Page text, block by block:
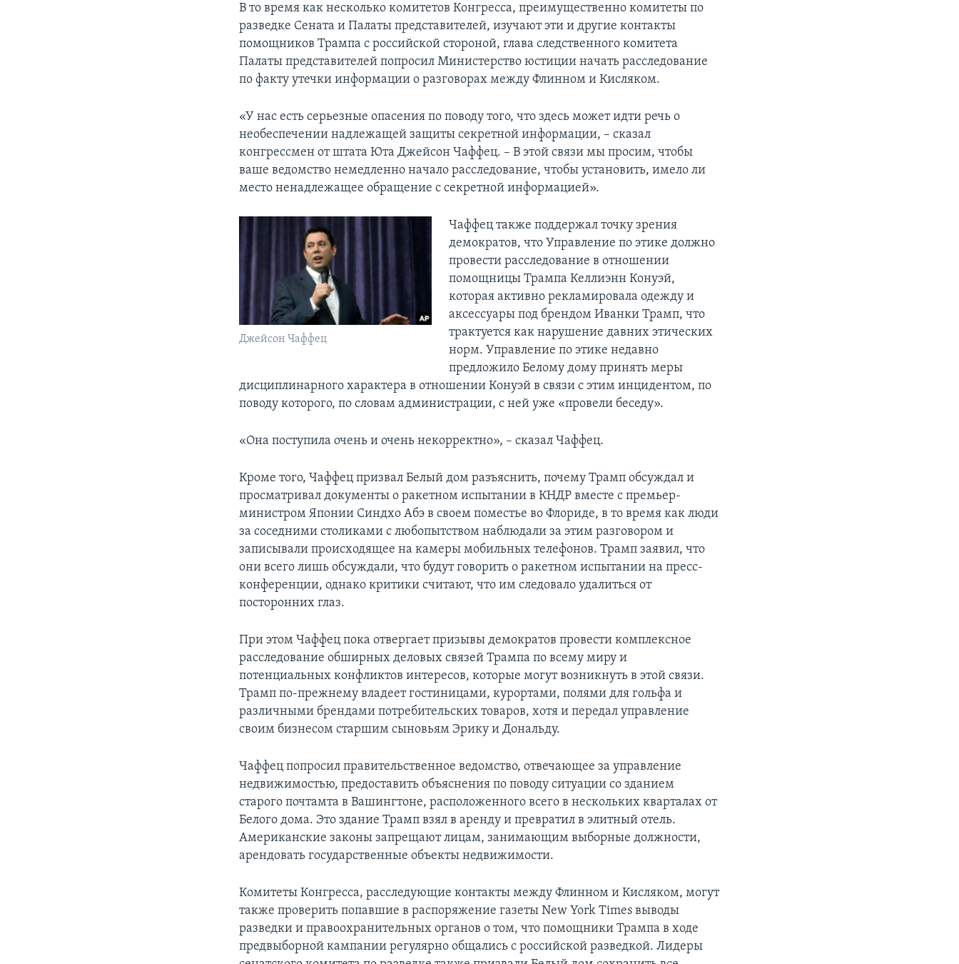
В то время как несколько комитетов Конгресса, преимущественно комитеты по
разведке Сената и Палаты представителей, изучают эти и другие контакты
помощников Трампа с российской стороной, глава следственного комитета
Палаты представителей попросил Министерство юстиции начать расследование
по факту утечки информации о разговорах между Флинном и Кисляком.
«У нас есть серьезные опасения по поводу того, что здесь может идти речь о
необеспечении надлежащей защиты секретной информации, – сказал
конгрессмен от штата Юта Джейсон Чаффец. – В этой связи мы просим, чтобы
ваше ведомство немедленно начало расследование, чтобы установить, имело ли
место ненадлежащее обращение с секретной информацией».
Джейсон Чаффец
Чаффец также поддержал точку зрения
демократов, что Управление по этике должно
провести расследование в отношении
помощницы Трампа Келлиэнн Конуэй,
которая активно рекламировала одежду и
аксессуары под брендом Иванки Трамп, что
трактуется как нарушение давних этических
норм. Управление по этике недавно
предложило Белому дому принять меры
дисциплинарного характера в отношении Конуэй в связи с этим инцидентом, по
поводу которого, по словам администрации, с ней уже «провели беседу».
«Она поступила очень и очень некорректно», – сказал Чаффец.
Кроме того, Чаффец призвал Белый дом разъяснить, почему Трамп обсуждал и
просматривал документы о ракетном испытании в КНДР вместе с премьер-
министром Японии Синдхо Абэ в своем поместье во Флориде, в то время как люди
за соседними столиками с любопытством наблюдали за этим разговором и
записывали происходящее на камеры мобильных телефонов. Трамп заявил, что
они всего лишь обсуждали, что будут говорить о ракетном испытании на пресс-
конференции, однако критики считают, что им следовало удалиться от
посторонних глаз.
При этом Чаффец пока отвергает призывы демократов провести комплексное
расследование обширных деловых связей Трампа по всему миру и
потенциальных конфликтов интересов, которые могут возникнуть в этой связи.
Трамп по-прежнему владеет гостиницами, курортами, полями для гольфа и
различными брендами потребительских товаров, хотя и передал управление
своим бизнесом старшим сыновьям Эрику и Дональду.
Чаффец попросил правительственное ведомство, отвечающее за управление
недвижимостью, предоставить объяснения по поводу ситуации со зданием
старого почтамта в Вашингтоне, расположенного всего в нескольких кварталах от
Белого дома. Это здание Трамп взял в аренду и превратил в элитный отель.
Американские законы запрещают лицам, занимающим выборные должности,
арендовать государственные объекты недвижимости.
Комитеты Конгресса, расследующие контакты между Флинном и Кисляком, могут
также проверить попавшие в распоряжение газеты New York Times выводы
разведки и правоохранительных органов о том, что помощники Трампа в ходе
предвыборной кампании регулярно общались с российской разведкой. Лидеры